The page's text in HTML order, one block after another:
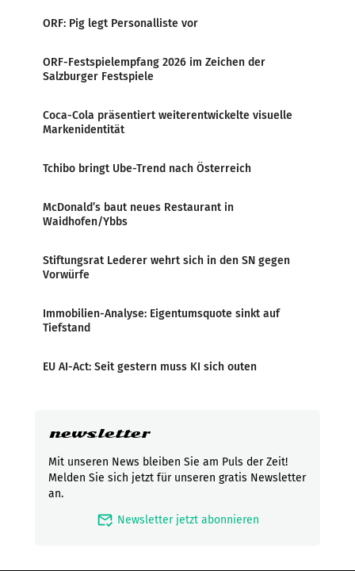
ORF: Pig legt Personalliste vor
ORF-Festspielempfang 2026 im Zeichen der
Salzburger Festspiele
Coca-Cola präsentiert weiterentwickelte visuelle
Markenidentität
Tchibo bringt Ube-Trend nach Österreich
McDonald’s baut neues Restaurant in
Waidhofen/Ybbs
Stiftungsrat Lederer wehrt sich in den SN gegen
Vorwürfe
Immobilien-Analyse: Eigentumsquote sinkt auf
Tiefstand
EU AI-Act: Seit gestern muss KI sich outen
newsletter
Mit unseren News bleiben Sie am Puls der Zeit!
Melden Sie sich jetzt für unseren gratis Newsletter
an.
mark_email_read Newsletter jetzt abonnieren